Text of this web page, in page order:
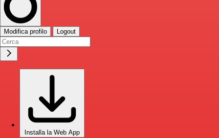
Modifica profilo Logout
Installa la Web App